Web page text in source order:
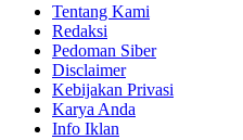
Tentang Kami
Redaksi
Pedoman Siber
Disclaimer
Kebijakan Privasi
Karya Anda
Info Iklan